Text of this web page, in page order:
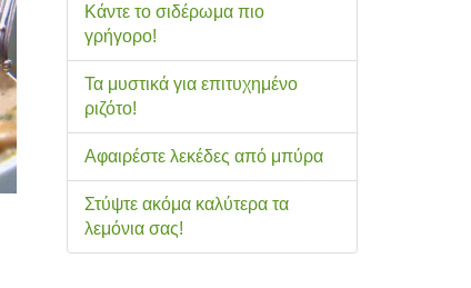
Κάντε το σιδέρωμα πιο
γρήγορο!
Τα μυστικά για επιτυχημένο
ριζότο!
Αφαιρέστε λεκέδες από μπύρα
Στύψτε ακόμα καλύτερα τα
λεμόνια σας!